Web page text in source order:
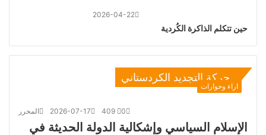
2026-04-22
ﺣﯿﻦ ﺗﺘﻜﻠﻢ اﻟﺬاﻛﺮة اﻟﻜُﺮدﯾﺔ
حركة التجديد الكردستاني
اراء وحوارات
المحرر 2026-07-17 0
الإسلام السياسي وإشكالية الدولة الحديثة في